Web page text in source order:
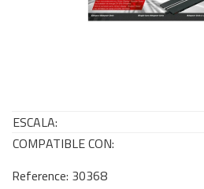
ESCALA:
COMPATIBLE CON:
Reference: 30368